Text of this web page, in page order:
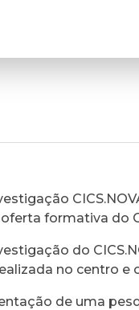
formativa do
do
no centro
de uma